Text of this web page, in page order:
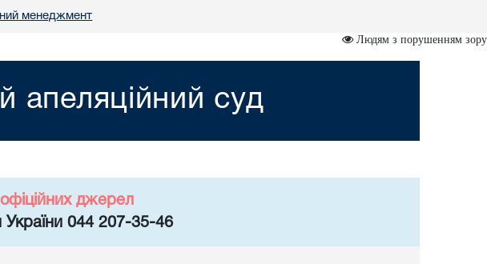
менеджмент
Людям з порушенням зору
апеляційний суд
джерел
України 044 207-35-46